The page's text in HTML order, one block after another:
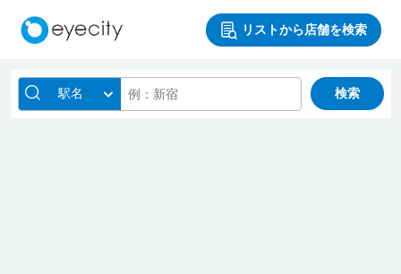
リストから店舗を検索
駅名 検索